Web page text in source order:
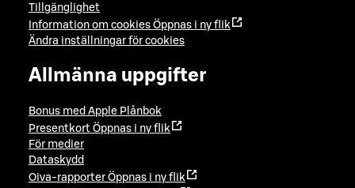
Tillgänglighet
Information om cookies Öppnas i ny flik
Ändra inställningar för cookies
Allmänna uppgifter
Bonus med Apple Plånbok
Presentkort Öppnas i ny flik
För medier
Dataskydd
Oiva-rapporter Öppnas i ny flik